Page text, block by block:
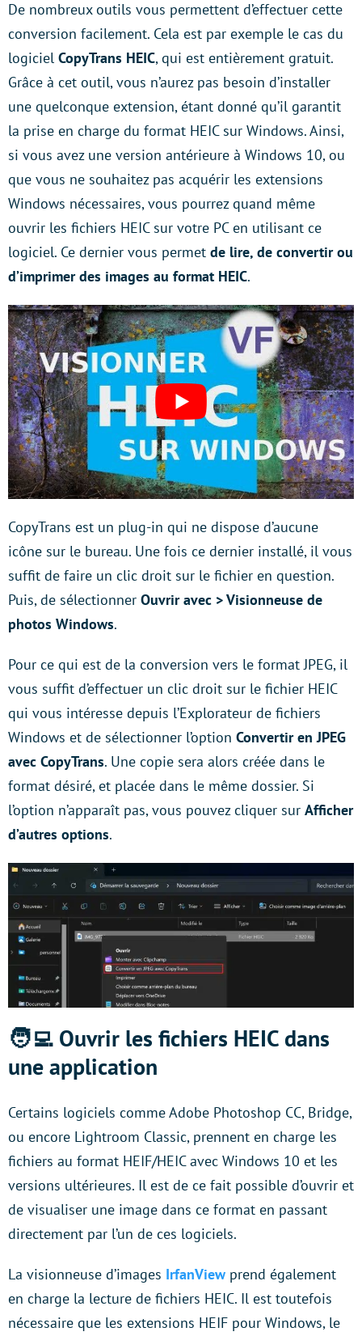
De nombreux outils vous permettent d’effectuer cette
conversion facilement. Cela est par exemple le cas du
logiciel CopyTrans HEIC, qui est entièrement gratuit.
Grâce à cet outil, vous n’aurez pas besoin d’installer
une quelconque extension, étant donné qu’il garantit
la prise en charge du format HEIC sur Windows. Ainsi,
si vous avez une version antérieure à Windows 10, ou
que vous ne souhaitez pas acquérir les extensions
Windows nécessaires, vous pourrez quand même
ouvrir les fichiers HEIC sur votre PC en utilisant ce
logiciel. Ce dernier vous permet de lire, de convertir ou
d’imprimer des images au format HEIC.
CopyTrans est un plug-in qui ne dispose d’aucune
icône sur le bureau. Une fois ce dernier installé, il vous
suffit de faire un clic droit sur le fichier en question.
Puis, de sélectionner Ouvrir avec > Visionneuse de
photos Windows.
Pour ce qui est de la conversion vers le format JPEG, il
vous suffit d’effectuer un clic droit sur le fichier HEIC
qui vous intéresse depuis l’Explorateur de fichiers
Windows et de sélectionner l’option Convertir en JPEG
avec CopyTrans. Une copie sera alors créée dans le
format désiré, et placée dans le même dossier. Si
l’option n’apparaît pas, vous pouvez cliquer sur Afficher
d’autres options.
🧑‍💻 Ouvrir les fichiers HEIC dans
une application
Certains logiciels comme Adobe Photoshop CC, Bridge,
ou encore Lightroom Classic, prennent en charge les
fichiers au format HEIF/HEIC avec Windows 10 et les
versions ultérieures. Il est de ce fait possible d’ouvrir et
de visualiser une image dans ce format en passant
directement par l’un de ces logiciels.
La visionneuse d’images IrfanView prend également
en charge la lecture de fichiers HEIC. Il est toutefois
nécessaire que les extensions HEIF pour Windows, le